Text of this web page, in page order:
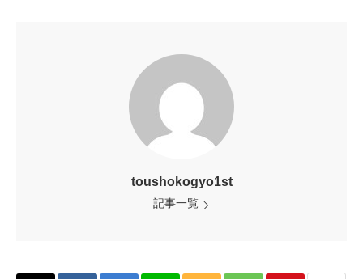
toushokogyo1st
記事一覧